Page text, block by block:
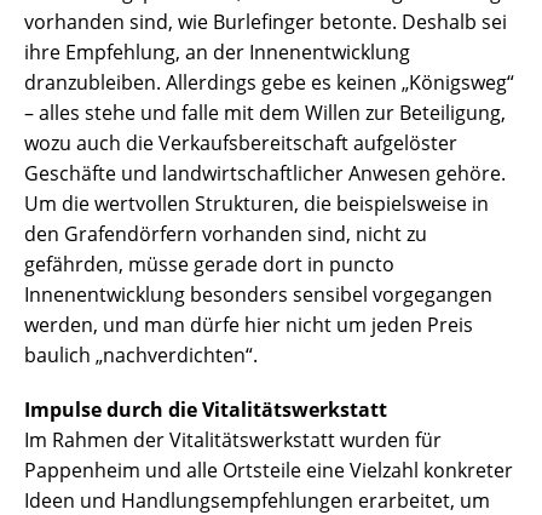
vorhanden sind, wie Burlefinger betonte. Deshalb sei
ihre Empfehlung, an der Innenentwicklung
dranzubleiben. Allerdings gebe es keinen „Königsweg“
– alles stehe und falle mit dem Willen zur Beteiligung,
wozu auch die Verkaufsbereitschaft aufgelöster
Geschäfte und landwirtschaftlicher Anwesen gehöre.
Um die wertvollen Strukturen, die beispielsweise in
den Grafendörfern vorhanden sind, nicht zu
gefährden, müsse gerade dort in puncto
Innenentwicklung besonders sensibel vorgegangen
werden, und man dürfe hier nicht um jeden Preis
baulich „nachverdichten“.
Impulse durch die Vitalitätswerkstatt
Im Rahmen der Vitalitätswerkstatt wurden für
Pappenheim und alle Ortsteile eine Vielzahl konkreter
Ideen und Handlungsempfehlungen erarbeitet, um